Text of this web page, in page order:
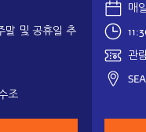
말 및 공휴일 추
조
매
관